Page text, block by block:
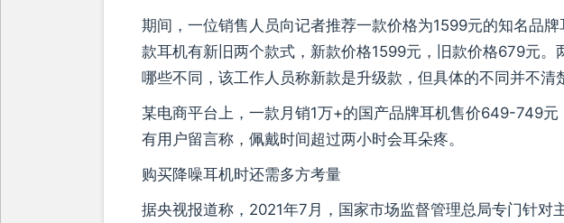
期间，一位销售人员向记者推荐一款价格为1599元的知名品
款耳机有新旧两个款式，新款价格1599元，旧款价格679元
哪些不同，该工作人员称新款是升级款，但具体的不同并不清
某电商平台上，一款月销1万+的国产品牌耳机售价649-749元
有用户留言称，佩戴时间超过两小时会耳朵疼。
购买降噪耳机时还需多方考量
据央视报道称，2021年7月，国家市场监督管理总局专门针对